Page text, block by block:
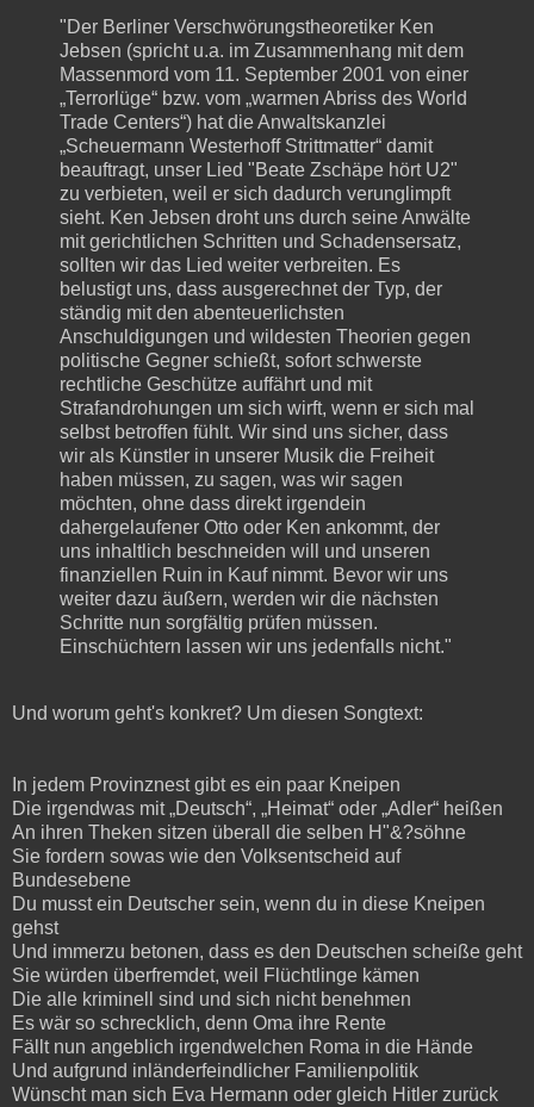
"Der Berliner Verschwörungstheoretiker Ken
Jebsen (spricht u.a. im Zusammenhang mit dem
Massenmord vom 11. September 2001 von einer
„Terrorlüge“ bzw. vom „warmen Abriss des World
Trade Centers“) hat die Anwaltskanzlei
„Scheuermann Westerhoff Strittmatter“ damit
beauftragt, unser Lied "Beate Zschäpe hört U2"
zu verbieten, weil er sich dadurch verunglimpft
sieht. Ken Jebsen droht uns durch seine Anwälte
mit gerichtlichen Schritten und Schadensersatz,
sollten wir das Lied weiter verbreiten. Es
belustigt uns, dass ausgerechnet der Typ, der
ständig mit den abenteuerlichsten
Anschuldigungen und wildesten Theorien gegen
politische Gegner schießt, sofort schwerste
rechtliche Geschütze auffährt und mit
Strafandrohungen um sich wirft, wenn er sich mal
selbst betroffen fühlt. Wir sind uns sicher, dass
wir als Künstler in unserer Musik die Freiheit
haben müssen, zu sagen, was wir sagen
möchten, ohne dass direkt irgendein
dahergelaufener Otto oder Ken ankommt, der
uns inhaltlich beschneiden will und unseren
finanziellen Ruin in Kauf nimmt. Bevor wir uns
weiter dazu äußern, werden wir die nächsten
Schritte nun sorgfältig prüfen müssen.
Einschüchtern lassen wir uns jedenfalls nicht."
Und worum geht's konkret? Um diesen Songtext:
In jedem Provinznest gibt es ein paar Kneipen
Die irgendwas mit „Deutsch“, „Heimat“ oder „Adler“ heißen
An ihren Theken sitzen überall die selben H"&?söhne
Sie fordern sowas wie den Volksentscheid auf
Bundesebene
Du musst ein Deutscher sein, wenn du in diese Kneipen
gehst
Und immerzu betonen, dass es den Deutschen scheiße geht
Sie würden überfremdet, weil Flüchtlinge kämen
Die alle kriminell sind und sich nicht benehmen
Es wär so schrecklich, denn Oma ihre Rente
Fällt nun angeblich irgendwelchen Roma in die Hände
Und aufgrund inländerfeindlicher Familienpolitik
Wünscht man sich Eva Hermann oder gleich Hitler zurück